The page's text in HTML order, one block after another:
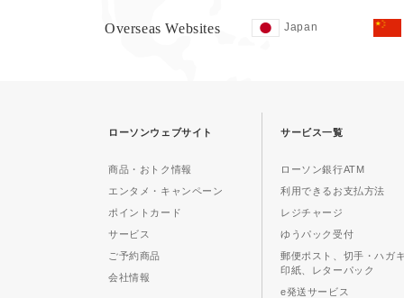
Overseas Websites Japan
ローソンウェブサイト
商品・おトク情報
エンタメ・キャンペーン
ポイントカード
サービス
ご予約商品
会社情報
サービス一覧
ローソン銀行ATM
利用できるお支払方法
レジチャージ
ゆうパック受付
郵便ポスト、切手・ハガ
印紙、レターパック
e発送サービス